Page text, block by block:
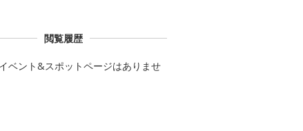
閲覧履歴
ベント&スポットページはありませ